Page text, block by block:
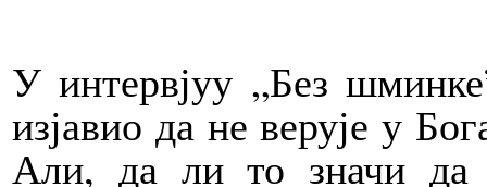
У интервјуу „Без
изјавио да не верује у
Али, да ли то значи